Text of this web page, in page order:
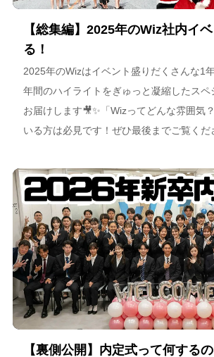
【総集編】2025年のWiz社内イ
る！
2025年のWizはイベント盛りだくさんな1
年間のハイライトをぎゅっと凝縮したスペ
お届けします🎥✨「Wizってどんな雰囲気
いる方は必見です！ぜひ最後までご覧くだ
【裏側公開】内定式って何する